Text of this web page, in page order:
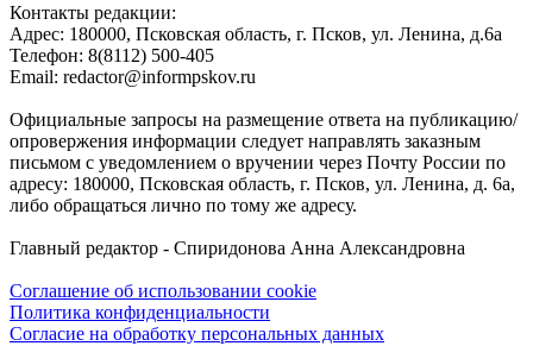
Контакты редакции:
Адреc: 180000, Псковская область, г. Псков, ул. Ленина, д.6а
Телефон: 8(8112) 500-405
Email: redactor@informpskov.ru
Официальные запросы на размещение ответа на публикацию/
опровержения информации следует направлять заказным
письмом с уведомлением о вручении через Почту России по
адресу: 180000, Псковская область, г. Псков, ул. Ленина, д. 6а,
либо обращаться лично по тому же адресу.
Главный редактор - Спиридонова Анна Александровна
Соглашение об использовании cookie
Политика конфиденциальности
Согласие на обработку персональных данных